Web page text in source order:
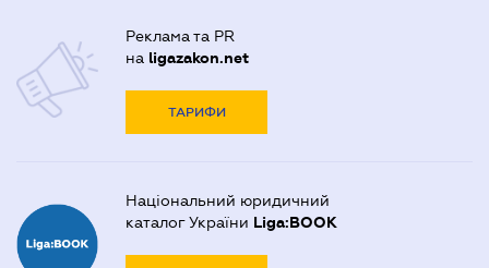
Реклама та PR
на ligazakon.net
ТАРИФИ
Національний юридичний
каталог України Liga:BOOK